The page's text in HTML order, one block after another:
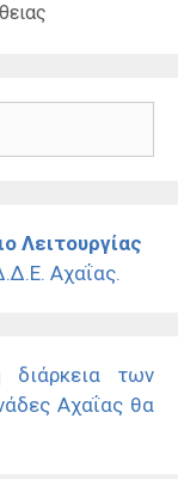
Λειτουργίας
Αχαΐας.
διάρκεια των
Αχαΐας θα